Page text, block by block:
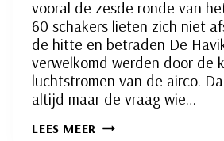
vooral de zesde ronde van
60 schakers lieten zich niet
de hitte en betraden De
verwelkomd werden door de
luchtstromen van de airco.
altijd maar de vraag wie…
LEES MEER ZWETEN